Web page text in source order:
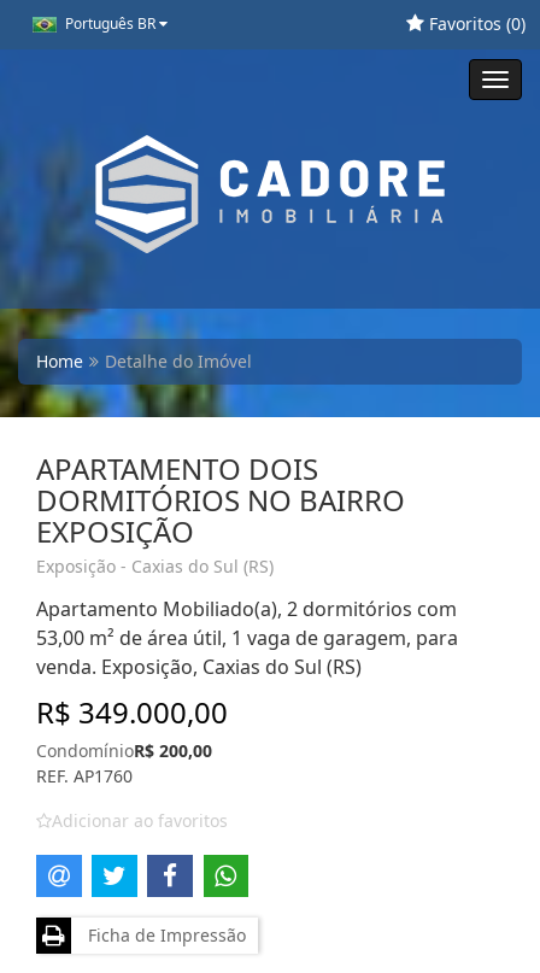
Português BR Favoritos (0)
Home Detalhe do Imóvel
APARTAMENTO DOIS
DORMITÓRIOS NO BAIRRO
EXPOSIÇÃO
Exposição - Caxias do Sul (RS)
Apartamento Mobiliado(a), 2 dormitórios com
53,00 m² de área útil, 1 vaga de garagem, para
venda. Exposição, Caxias do Sul (RS)
R$ 349.000,00
CondomínioR$ 200,00
REF. AP1760
Adicionar ao favoritos
Ficha de Impressão